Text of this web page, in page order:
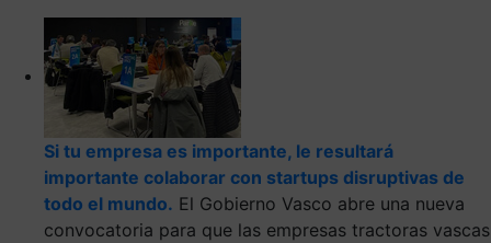
Si tu empresa es importante, le resultará
importante colaborar con startups disruptivas de
todo el mundo. El Gobierno Vasco abre una nueva
convocatoria para que las empresas tractoras vascas